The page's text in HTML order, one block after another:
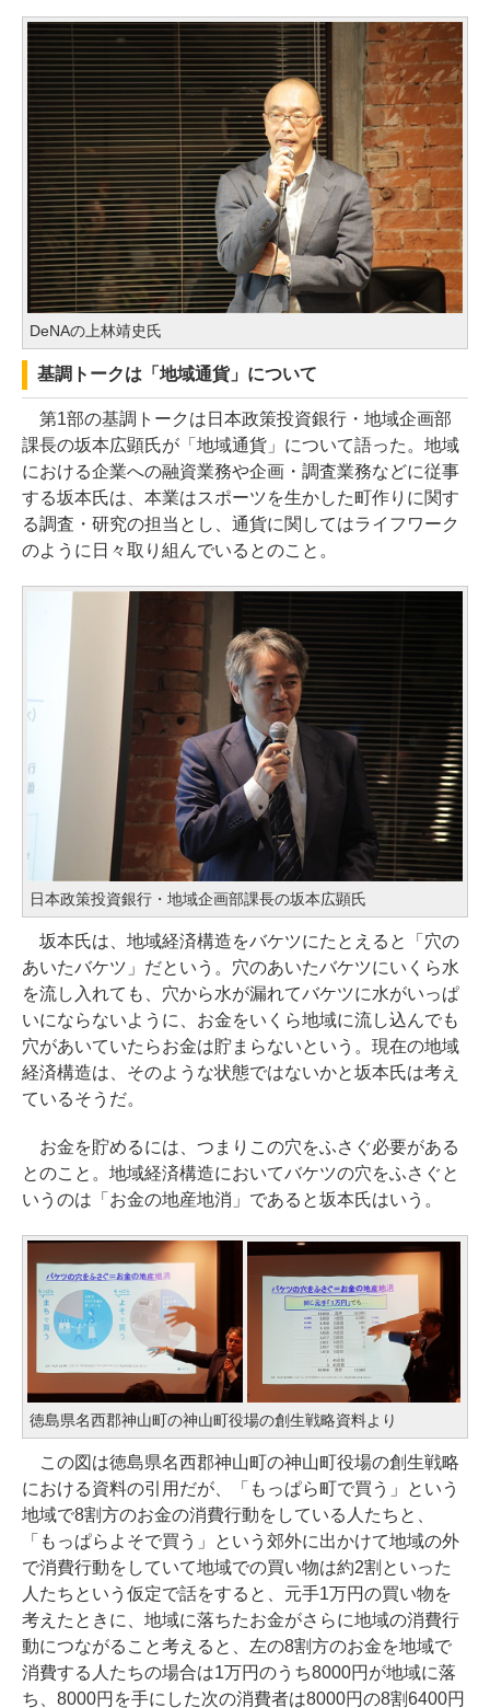
DeNAの上林靖史氏
基調トークは「地域通貨」について
第1部の基調トークは日本政策投資銀行・地域企画部
課長の坂本広顕氏が「地域通貨」について語った。地域
における企業への融資業務や企画・調査業務などに従事
する坂本氏は、本業はスポーツを生かした町作りに関す
る調査・研究の担当とし、通貨に関してはライフワーク
のように日々取り組んでいるとのこと。
日本政策投資銀行・地域企画部課長の坂本広顕氏
坂本氏は、地域経済構造をバケツにたとえると「穴の
あいたバケツ」だという。穴のあいたバケツにいくら水
を流し入れても、穴から水が漏れてバケツに水がいっぱ
いにならないように、お金をいくら地域に流し込んでも
穴があいていたらお金は貯まらないという。現在の地域
経済構造は、そのような状態ではないかと坂本氏は考え
ているそうだ。
お金を貯めるには、つまりこの穴をふさぐ必要がある
とのこと。地域経済構造においてバケツの穴をふさぐと
いうのは「お金の地産地消」であると坂本氏はいう。
徳島県名西郡神山町の神山町役場の創生戦略資料より
この図は徳島県名西郡神山町の神山町役場の創生戦略
における資料の引用だが、「もっぱら町で買う」という
地域で8割方のお金の消費行動をしている人たちと、
「もっぱらよそで買う」という郊外に出かけて地域の外
で消費行動をしていて地域での買い物は約2割といった
人たちという仮定で話をすると、元手1万円の買い物を
考えたときに、地域に落ちたお金がさらに地域の消費行
動につながること考えると、左の8割方のお金を地域で
消費する人たちの場合は1万円のうち8000円が地域に落
ち、8000円を手にした次の消費者は8000円の8割6400円